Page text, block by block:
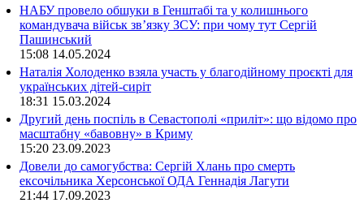
НАБУ провело обшуки в Генштабі та у колишнього
командувача військ зв’язку ЗСУ: при чому тут Сергій
Пашинський
15:08 14.05.2024
Наталія Холоденко взяла участь у благодійному проєкті для
українських дітей-сиріт
18:31 15.03.2024
Другий день поспіль в Севастополі «приліт»: що відомо про
масштабну «бавовну» в Криму
15:20 23.09.2023
Довели до самогубства: Сергій Хлань про смерть
ексочільника Херсонської ОДА Геннадія Лагути
21:44 17.09.2023